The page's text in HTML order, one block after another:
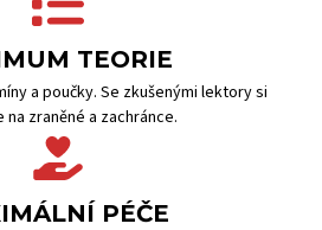
TEORIE
a poučky. Se zkušenými lektory si
na zraněné a zachránce.
PÉČE